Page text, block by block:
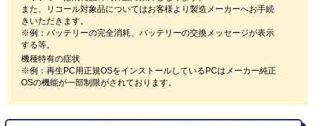
また、リコール対象品についてはお客様より製造メーカーへお手続
きいただきます。
※例：バッテリーの完全消耗、バッテリーの交換メッセージが表示
する等。
機種特有の症状
※例：再生PC用正規OSをインストールしているPCはメーカー純正
OSの機能が一部制限がされております。